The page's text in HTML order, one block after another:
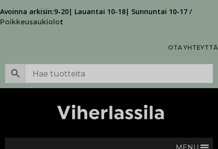
Avoinna arkisin:9-20| Lauantai 10-18| Sunnuntai 10-17 /
Poikkeusaukiolot
OTA YHTEYTTÄ